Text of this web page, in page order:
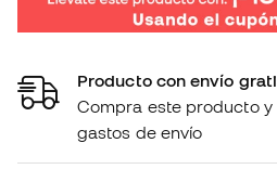
Producto con envío
Compra este producto
gastos de envío